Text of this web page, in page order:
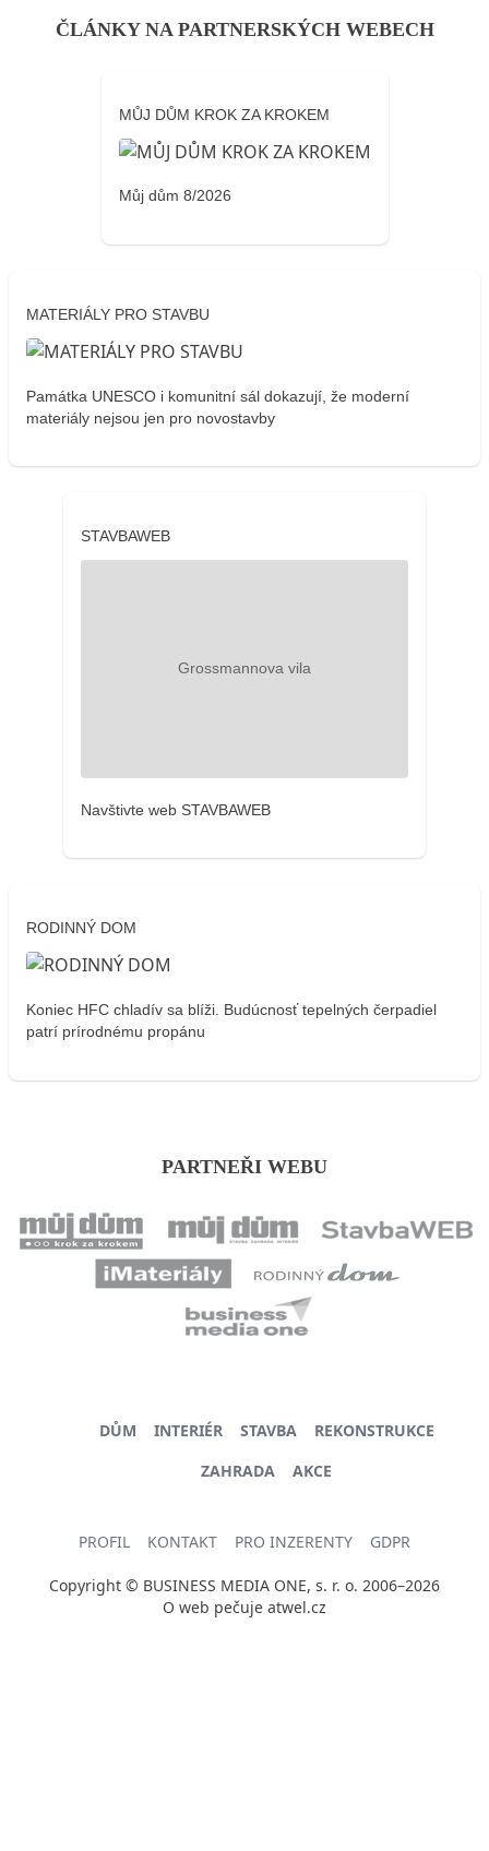
ČLÁNKY NA PARTNERSKÝCH WEBECH
MŮJ DŮM KROK ZA KROKEM
Můj dům 8/2026
MATERIÁLY PRO STAVBU
Památka UNESCO i komunitní sál dokazují, že moderní
materiály nejsou jen pro novostavby
STAVBAWEB
Navštivte web STAVBAWEB
RODINNÝ DOM
Koniec HFC chladív sa blíži. Budúcnosť tepelných čerpadiel
patrí prírodnému propánu
PARTNEŘI WEBU
DŮM INTERIÉR STAVBA
REKONSTRUKCE
ZAHRADA
AKCE
PROFIL KONTAKT PRO INZERENTY GDPR
Copyright © BUSINESS MEDIA ONE, s. r. o. 2006–2026